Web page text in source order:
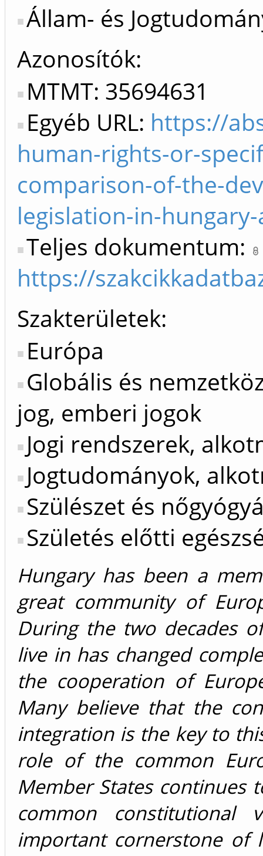
Állam- és
Azonosítók
MTMT: 35694631
Egyéb URL: https://
human-rights-or-
comparison-of-the-
legislation-in-
Teljes dokumentum:
https://
Szakterületek:
Európa
Globális és
jog, emberi jogok
Jogi rendszerek,
Jogtudományok,
Szülészet és
Születés előtti
Hungary has been a
great community of
During the two decades
live in has changed
the cooperation of
Many believe that the
integration is the key to
role of the common
Member States continues
common constitutional
important cornerstone of